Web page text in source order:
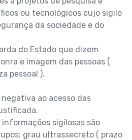
ou tecnológicos cujo sigilo
da sociedade e do
do Estado que dizem
e imagem das pessoas (
pessoal ).
ao acesso das
informações sigilosas são
grau ultrassecreto ( prazo